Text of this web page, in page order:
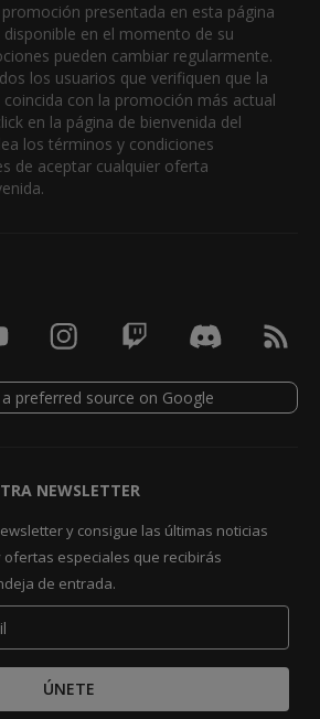
presentada en esta página
en el momento de su
pueden cambiar regularmente.
los usuarios que verifiquen que la
con la promoción más actual
en la página de bienvenida del
los términos y condiciones
de aceptar cualquier oferta
NEWSLETTER
y consigue las últimas noticias
ofertas especiales que recibirás
de entrada.
ÚNETE